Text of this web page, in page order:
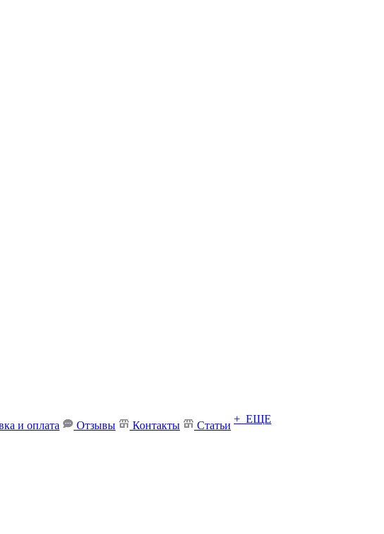
и оплата Отзывы Контакты Статьи
+ ЕЩЕ